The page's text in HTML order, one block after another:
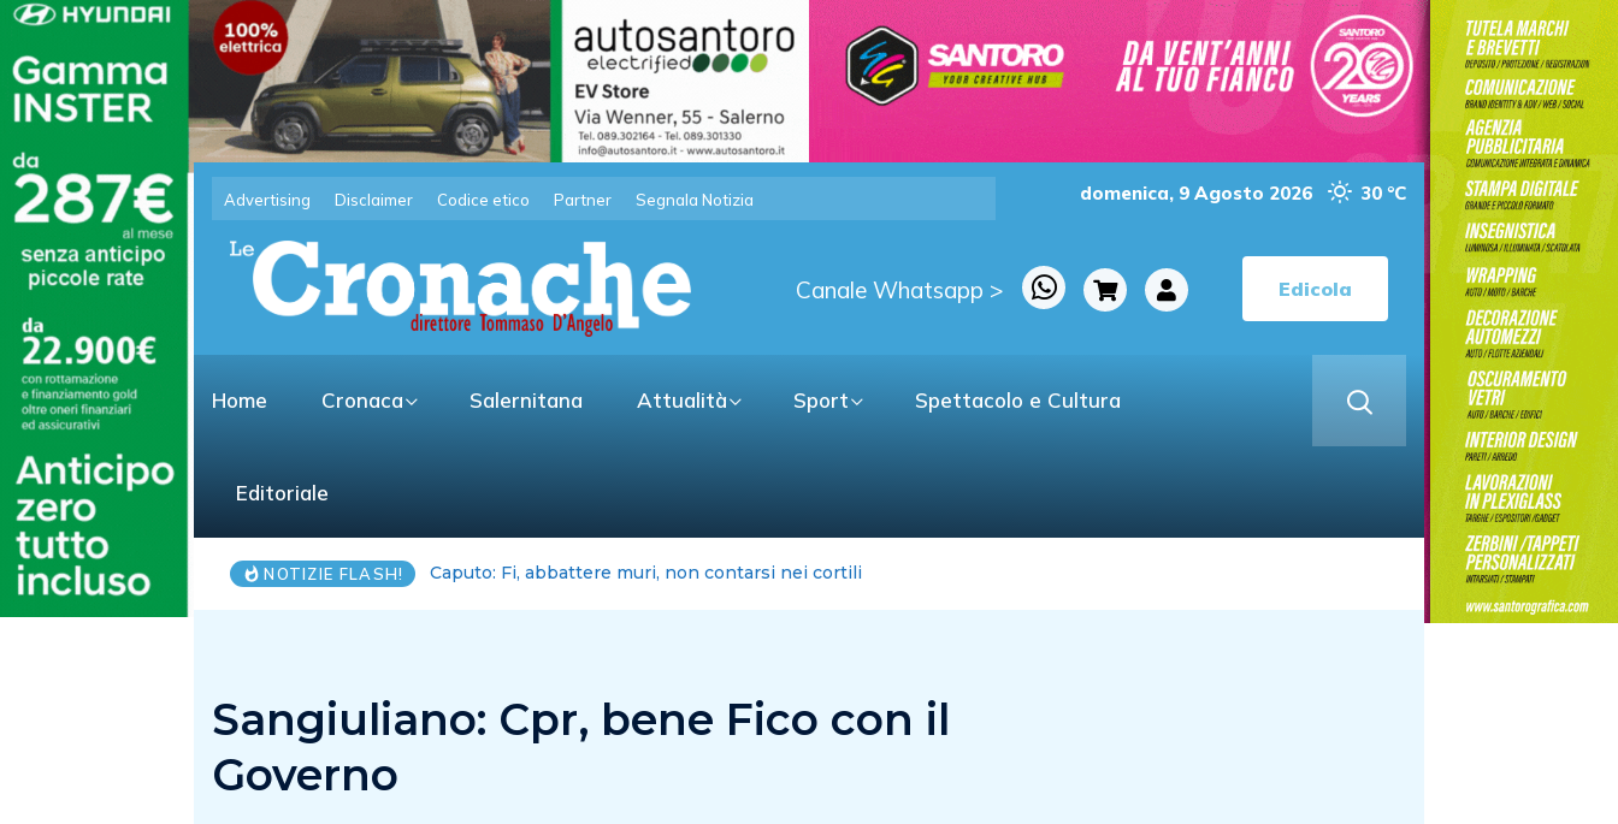
Advertising Disclaimer Codice etico Partner Segnala Notizia domenica, 9 Agosto 2026 30 °C
Canale Whatsapp > Edicola
Home Cronaca Salernitana Attualità Sport Spettacolo e Cultura
Editoriale
NOTIZIE FLASH! E’ morto Roberto Costanzo, fu il primo assessore campano all’agricoltura
Sangiuliano: Cpr, bene Fico con il
Governo